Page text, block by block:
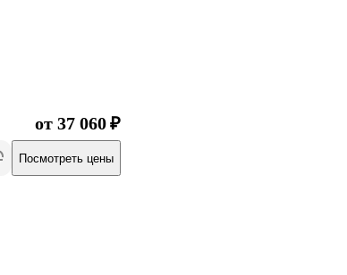
от 37 060 ₽
Посмотреть цены